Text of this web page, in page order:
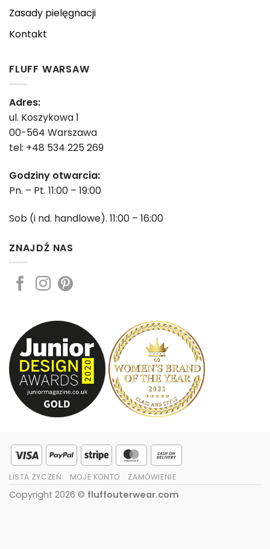
Zasady pielęgnacji
Kontakt
FLUFF WARSAW
Adres:
ul. Koszykowa 1
00-564 Warszawa
tel: +48 534 225 269
Godziny otwarcia:
Pn. – Pt. 11:00 – 19:00
Sob (i nd. handlowe). 11:00 – 16:00
ZNAJDŹ NAS
Visa PayPal Stripe MasterCard
On
LISTA ŻYCZEŃ MOJE KONTO ZAMÓWIENIE
Copyright 2026 © fluffouterwear.com